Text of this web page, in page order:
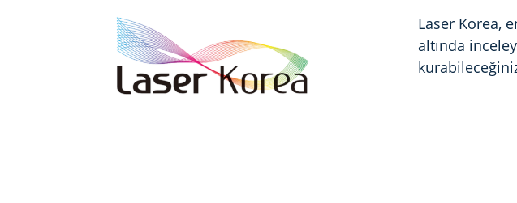
Laser Korea,
altında